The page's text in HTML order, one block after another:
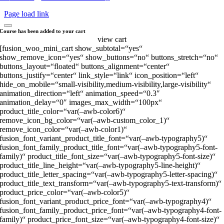
Page load link
Course has been added to your cart
view cart
[fusion_woo_mini_cart show_subtotal=“yes“
show_remove_icon=“yes“ show_buttons=“no“ buttons_stretch=“no“
buttons_layout=“floated“ buttons_alignment=“center“
buttons_justify=“center“ link_style=“link“ icon_position=“left“
hide_on_mobile=“small-visibility,medium-visibility,large-visibility“
animation_direction=“left“ animation_speed=“0.3″
animation_delay=“0″ images_max_width=“100px“
product_title_color=“var(–awb-color6)“
remove_icon_bg_color=“var(–awb-custom_color_1)“
remove_icon_color=“var(–awb-color1)“
fusion_font_variant_product_title_font=“var(–awb-typography5)“
fusion_font_family_product_title_font=“var(–awb-typography5-font-
family)“ product_title_font_size=“var(–awb-typography5-font-size)“
product_title_line_height=“var(–awb-typography5-line-height)“
product_title_letter_spacing=“var(–awb-typography5-letter-spacing)“
product_title_text_transform=“var(–awb-typography5-text-transform)“
product_price_color=“var(–awb-color5)“
fusion_font_variant_product_price_font=“var(–awb-typography4)“
fusion_font_family_product_price_font=“var(–awb-typography4-font-
family)“ product_price_font_size=“var(–awb-typography4-font-size)“